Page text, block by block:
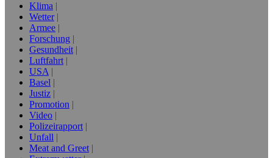
Klima
Wetter
Armee
Forschung
Gesundheit
Luftfahrt
USA
Basel
Justiz
Promotion
Video
Polizeirapport
Unfall
Meat and Greet